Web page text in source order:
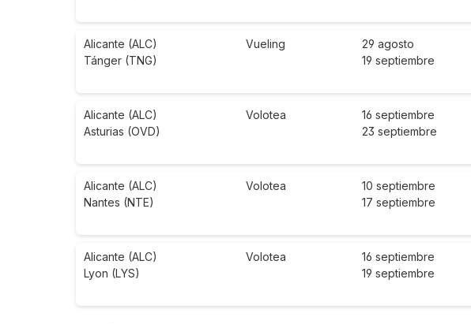
Alicante (ALC)
Tánger (TNG)
Vueling
29 agosto
19 septiembre
Alicante (ALC)
Asturias (OVD)
Volotea
16 septiembre
23 septiembre
Alicante (ALC)
Nantes (NTE)
Volotea
10 septiembre
17 septiembre
Alicante (ALC)
Lyon (LYS)
Volotea
16 septiembre
19 septiembre